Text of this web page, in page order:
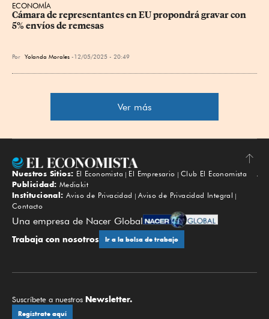
ECONOMÍA
Cámara de representantes en EU propondrá gravar con
5% envíos de remesas
Por Yolanda Morales 12/05/2025 - 20:49
Ver más
Subir
Nuestros Sitios: El Economista El Empresario
Club El Economista
Publicidad: Mediakit
Institucional: Aviso de Privacidad
Aviso de Privacidad Integral
Contacto
Una empresa de Nacer Global
Trabaja con nosotros Ir a la bolsa de trabajo
Suscríbete a nuestros Newsletter.
Regístrate aquí